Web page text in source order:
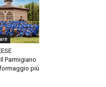
Parmigiano
più